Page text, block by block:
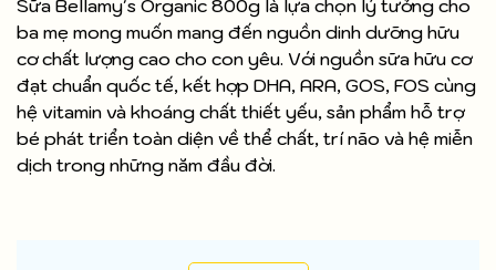
Sữa Bellamy's Organic 800g là lựa chọn lý tưởng cho
ba mẹ mong muốn mang đến nguồn dinh dưỡng hữu
cơ chất lượng cao cho con yêu. Với nguồn sữa hữu cơ
đạt chuẩn quốc tế, kết hợp DHA, ARA, GOS, FOS cùng
hệ vitamin và khoáng chất thiết yếu, sản phẩm hỗ trợ
bé phát triển toàn diện về thể chất, trí não và hệ miễn
dịch trong những năm đầu đời.